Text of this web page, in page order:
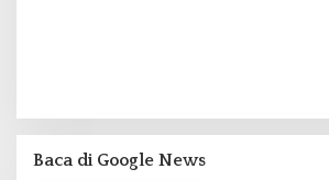
Baca di Google News